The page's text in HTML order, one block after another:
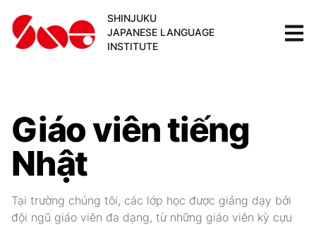
SHINJUKU
JAPANESE LANGUAGE
INSTITUTE
Giáo viên tiếng
Nhật
Tại trường chúng tôi, các lớp học được giảng dạy bởi
đội ngũ giáo viên đa dạng, từ những giáo viên kỳ cựu